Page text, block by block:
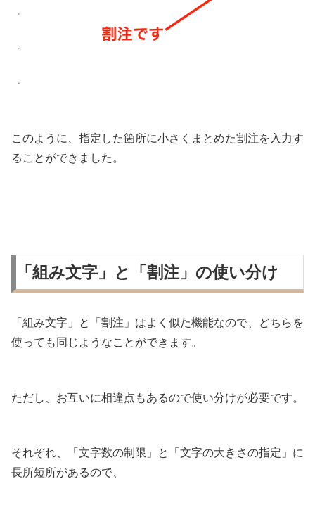
このように、指定した箇所に小さくまとめた割注を入力す
ることができました。
「組み文字」と「割注」の使い分け
「組み文字」と「割注」はよく似た機能なので、どちらを
使っても同じようなことができます。
ただし、お互いに相違点もあるので使い分けが必要です。
それぞれ、「文字数の制限」と「文字の大きさの指定」に
長所短所があるので、